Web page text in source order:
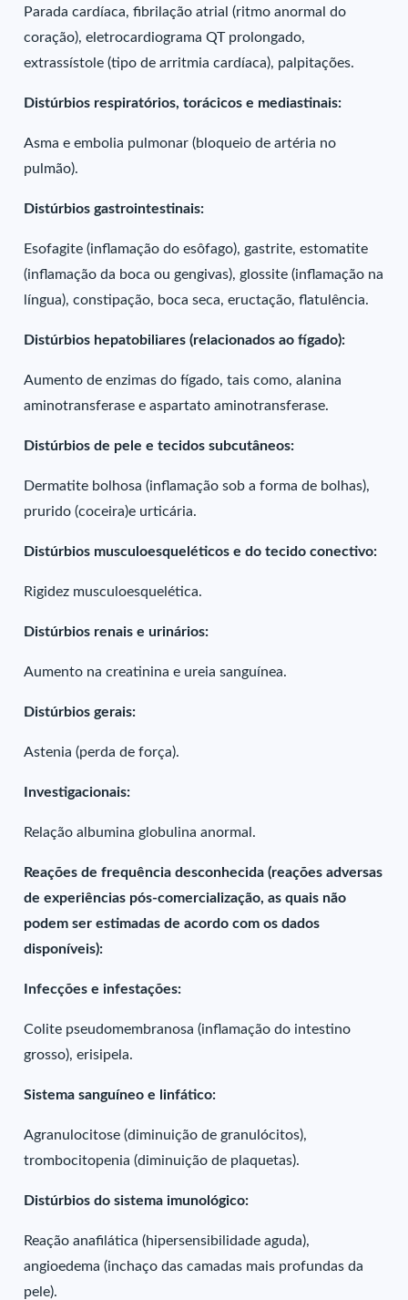
Parada cardíaca, fibrilação atrial (ritmo anormal do
coração), eletrocardiograma QT prolongado,
extrassístole (tipo de arritmia cardíaca), palpitações.
Distúrbios respiratórios, torácicos e mediastinais:
Asma e embolia pulmonar (bloqueio de artéria no
pulmão).
Distúrbios gastrointestinais:
Esofagite (inflamação do esôfago), gastrite, estomatite
(inflamação da boca ou gengivas), glossite (inflamação na
língua), constipação, boca seca, eructação, flatulência.
Distúrbios hepatobiliares (relacionados ao fígado):
Aumento de enzimas do fígado, tais como, alanina
aminotransferase e aspartato aminotransferase.
Distúrbios de pele e tecidos subcutâneos:
Dermatite bolhosa (inflamação sob a forma de bolhas),
prurido (coceira)e urticária.
Distúrbios musculoesqueléticos e do tecido conectivo:
Rigidez musculoesquelética.
Distúrbios renais e urinários:
Aumento na creatinina e ureia sanguínea.
Distúrbios gerais:
Astenia (perda de força).
Investigacionais:
Relação albumina globulina anormal.
Reações de frequência desconhecida (reações adversas
de experiências pós-comercialização, as quais não
podem ser estimadas de acordo com os dados
disponíveis):
Infecções e infestações:
Colite pseudomembranosa (inflamação do intestino
grosso), erisipela.
Sistema sanguíneo e linfático:
Agranulocitose (diminuição de granulócitos),
trombocitopenia (diminuição de plaquetas).
Distúrbios do sistema imunológico:
Reação anafilática (hipersensibilidade aguda),
angioedema (inchaço das camadas mais profundas da
pele).